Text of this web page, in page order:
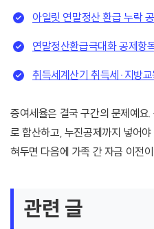
아일릿 연말정산 환급 누락
연말정산환급극대화 공제항
취득세계산기 취득세·지방
증여세율은 결국 구간의 문제예요
로 합산하고, 누진공제까지 넣어
혀두면 다음에 가족 간 자금 이전
관련 글